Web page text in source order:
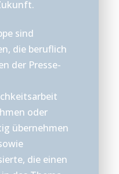
sind
die beruflich
der Presse-
oder
übernehmen
die einen